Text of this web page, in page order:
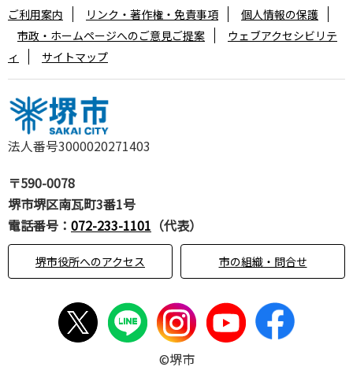
法人番号3000020271403
〒590-0078
堺市堺区南瓦町3番1号
電話番号： 072-233-1101 （代表）
堺市役所へのアクセス 市の組織・問合せ
ご利用案内 リンク・著作権・免責事項
個人情報の保護
市政・ホームページへのご意見ご提案
ウェブアクセシビリテ
ィ
サイトマップ
©堺市